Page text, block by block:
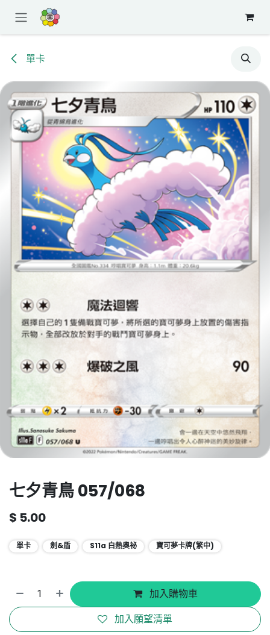
單卡
七夕青鳥 057/068
$ 5.00
單卡 劍&盾 S11a 白熱奧祕 寶可夢卡牌(繁中)
加入購物車
加入願望清單